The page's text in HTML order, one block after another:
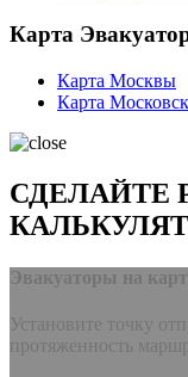
Карта
Карта Москвы
Карта
СДЕЛАЙТЕ
Эвакуаторы на
Установите точку
протяженность